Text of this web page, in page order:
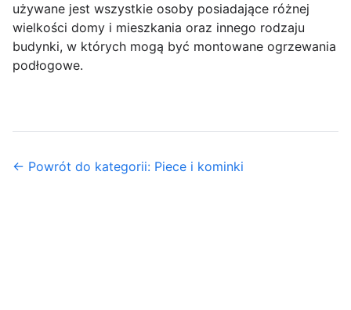
używane jest wszystkie osoby posiadające różnej
wielkości domy i mieszkania oraz innego rodzaju
budynki, w których mogą być montowane ogrzewania
podłogowe.
← Powrót do kategorii: Piece i kominki